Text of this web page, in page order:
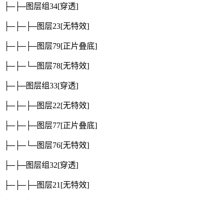
├─├─图层组34[穿透]
├─├─├─图层23[无特效]
├─├─├─图层79[正片叠底]
├─├─└─图层78[无特效]
├─├─图层组33[穿透]
├─├─├─图层22[无特效]
├─├─├─图层77[正片叠底]
├─├─└─图层76[无特效]
├─├─图层组32[穿透]
├─├─├─图层21 [无特效]